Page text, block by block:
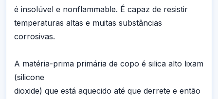
é insolúvel e nonflammable. É capaz de resistir
temperaturas altas e muitas substâncias
corrosivas.
A matéria-prima primária de copo é silica alto lixam
(silicone
dioxide) que está aquecido até que derrete e então